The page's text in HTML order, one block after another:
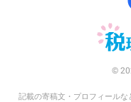
©
記載の寄稿文・プロフィール